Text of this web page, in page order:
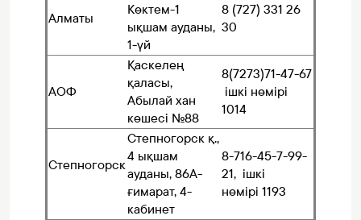
Алматы
Көктем-1
ықшам ауданы,
1-үй
8 (727) 331 26
30
АОФ
Қаскелең
қаласы,
Абылай хан
көшесі №88
8(7273)71-47-67
ішкі нөмірі
1014
Степногорск
Степногорск қ.,
4 ықшам
ауданы, 86А-
ғимарат, 4-
кабинет
8-716-45-7-99-
21, ішкі
нөмірі 1193